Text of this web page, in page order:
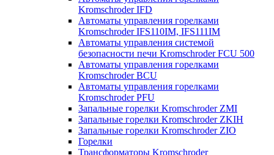
Kromschroder IFD
Автоматы управления горелками
Kromschroder IFS110IM, IFS111IM
Автоматы управления системой
безопасности печи Kromschroder FCU 500
Автоматы управления горелками
Kromschroder BCU
Автоматы управления горелками
Kromschroder PFU
Запальные горелки Kromschroder ZМI
Запальные горелки Kromschroder ZKIH
Запальные горелки Kromschroder ZIO
Горелки
Трансформаторы Kromschroder